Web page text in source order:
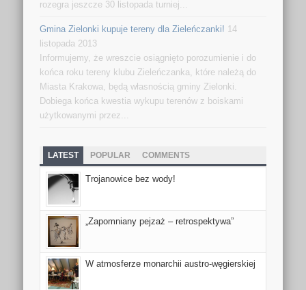
rozegra jeszcze 30 listopada turniej...
Gmina Zielonki kupuje tereny dla Zieleńczanki! 14
listopada 2013
Informujemy, że wreszcie osiągnięto porozumienie i do
końca roku tereny klubu Zieleńczanka, które należą do
Miasta Krakowa, będą własnością gminy Zielonki.
Dobiega końca kwestia wykupu terenów z boiskami
użytkowanymi przez...
LATEST POPULAR COMMENTS
Trojanowice bez wody!
„Zapomniany pejzaż – retrospektywa”
W atmosferze monarchii austro-węgierskiej